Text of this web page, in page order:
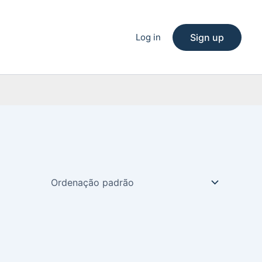
Log in Sign up